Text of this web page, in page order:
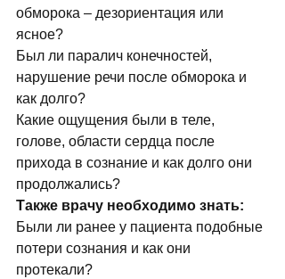
обморока – дезориентация или
ясное?
Был ли паралич конечностей,
нарушение речи после обморока и
как долго?
Какие ощущения были в теле,
голове, области сердца после
прихода в сознание и как долго они
продолжались?
Также врачу необходимо знать:
Были ли ранее у пациента подобные
потери сознания и как они
протекали?